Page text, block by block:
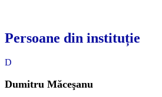
Persoane din instituție
D
Dumitru Măceşanu